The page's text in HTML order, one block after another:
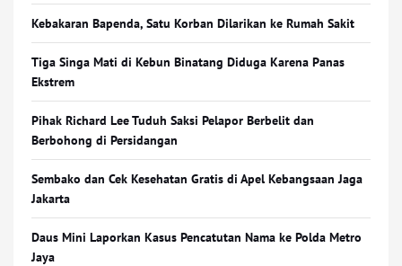
Kebakaran Bapenda, Satu Korban Dilarikan ke Rumah Sakit
Tiga Singa Mati di Kebun Binatang Diduga Karena Panas
Ekstrem
Pihak Richard Lee Tuduh Saksi Pelapor Berbelit dan
Berbohong di Persidangan
Sembako dan Cek Kesehatan Gratis di Apel Kebangsaan Jaga
Jakarta
Daus Mini Laporkan Kasus Pencatutan Nama ke Polda Metro
Jaya